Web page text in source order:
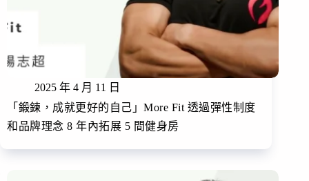
2025 年 4 月 11 日
「鍛鍊，成就更好的自己」More Fit 透過彈性制度
和品牌理念 8 年內拓展 5 間健身房